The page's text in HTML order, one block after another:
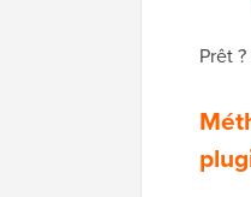
Prêt